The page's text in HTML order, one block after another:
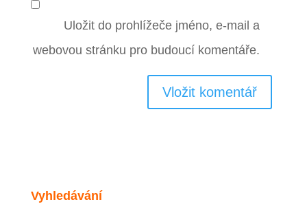
Uložit do prohlížeče jméno, e-mail a
webovou stránku pro budoucí komentáře.
Vyhledávání